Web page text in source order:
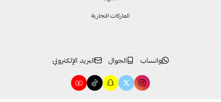
الماركات التجارية
واتساب الجوال البريد الإلكتروني